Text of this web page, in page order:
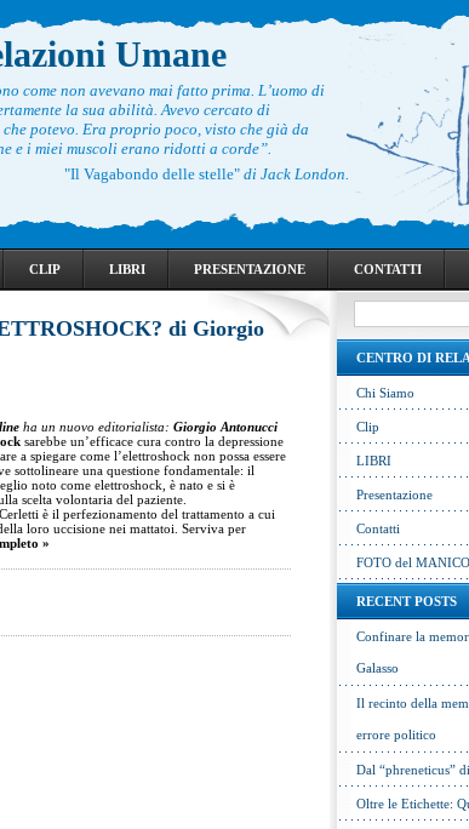
Umane
come non avevano mai fatto prima. L’uomo di
la sua abilità. Avevo cercato di
potevo. Era proprio poco, visto che già da
e i miei muscoli erano ridotti a corde”.
"Il Vagabondo delle stelle" di Jack London.
CLIP LIBRI PRESENTAZIONE CONTATTI
di Giorgio
ha un nuovo editorialista: Giorgio Antonucci
sarebbe un’efficace cura contro la depressione
a spiegare come l’elettroshock non possa essere
sottolineare una questione fondamentale: il
noto come elettroshock, è nato e si è
scelta volontaria del paziente.
è il perfezionamento del trattamento a cui
loro uccisione nei mattatoi. Serviva per
»
CENTRO DI
Chi Siamo
Clip
LIBRI
Presentazione
Contatti
FOTO del
RECENT POSTS
Confinare la
Galasso
Il recinto della
errore politico
Dal “phreneticus”
Oltre le Etichette: